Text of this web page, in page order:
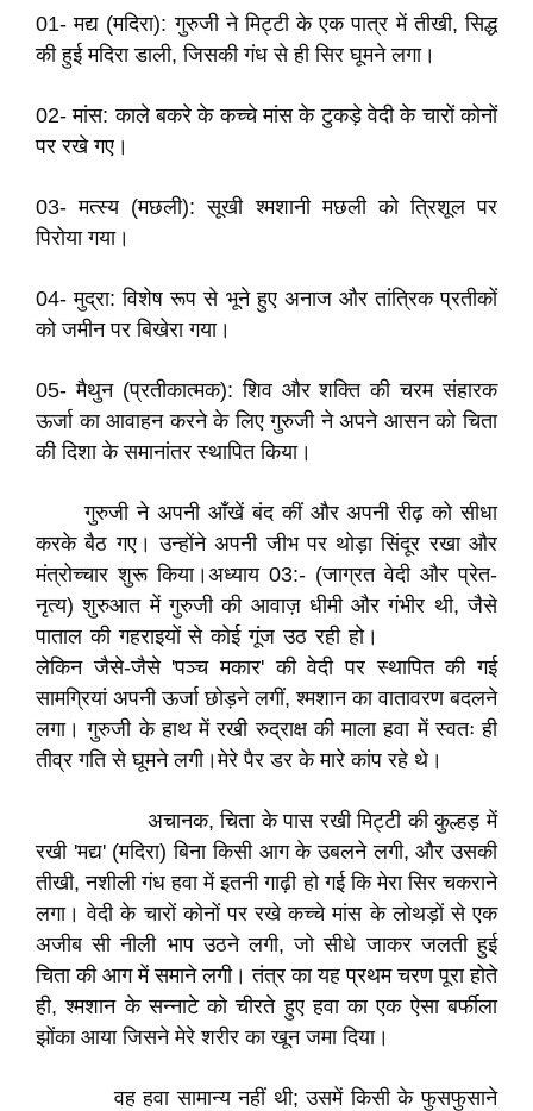
01- मद्य (मदिरा): गुरुजी ने मिट्टी के एक पात्र में तीखी, सिद्ध
की हुई मदिरा डाली, जिसकी गंध से ही सिर घूमने लगा।​
02- मांस: काले बकरे के कच्चे मांस के टुकड़े वेदी के चारों कोनों
पर रखे गए।
​03- मत्स्य (मछली): सूखी श्मशानी मछली को त्रिशूल पर
पिरोया गया।​
04- मुद्रा: विशेष रूप से भूने हुए अनाज और तांत्रिक प्रतीकों
को जमीन पर बिखेरा गया।​
05- मैथुन (प्रतीकात्मक): शिव और शक्ति की चरम संहारक
ऊर्जा का आवाहन करने के लिए गुरुजी ने अपने आसन को चिता
की दिशा के समानांतर स्थापित किया।
गुरुजी ने अपनी आँखें बंद कीं और अपनी रीढ़ को सीधा
करके बैठ गए। उन्होंने अपनी जीभ पर थोड़ा सिंदूर रखा और
मंत्रोच्चार शुरू किया।​अध्याय 03:- (जाग्रत वेदी और प्रेत-
नृत्य) ​शुरुआत में गुरुजी की आवाज़ धीमी और गंभीर थी, जैसे
पाताल की गहराइयों से कोई गूंज उठ रही हो।
लेकिन जैसे-जैसे 'पञ्च मकार' की वेदी पर स्थापित की गई
सामग्रियां अपनी ऊर्जा छोड़ने लगीं, श्मशान का वातावरण बदलने
लगा। गुरुजी के हाथ में रखी रुद्राक्ष की माला हवा में स्वतः ही
तीव्र गति से घूमने लगी।मेरे पैर डर के मारे कांप रहे थे।
अचानक, चिता के पास रखी मिट्टी की कुल्हड़ में
रखी 'मद्य' (मदिरा) बिना किसी आग के उबलने लगी, और उसकी
तीखी, नशीली गंध हवा में इतनी गाढ़ी हो गई कि मेरा सिर चकराने
लगा। वेदी के चारों कोनों पर रखे कच्चे मांस के लोथड़ों से एक
अजीब सी नीली भाप उठने लगी, जो सीधे जाकर जलती हुई
चिता की आग में समाने लगी। तंत्र का यह प्रथम चरण पूरा होते
ही, श्मशान के सन्नाटे को चीरते हुए हवा का एक ऐसा बर्फीला
झोंका आया जिसने मेरे शरीर का खून जमा दिया।
वह हवा सामान्य नहीं थी; उसमें किसी के फुसफुसाने